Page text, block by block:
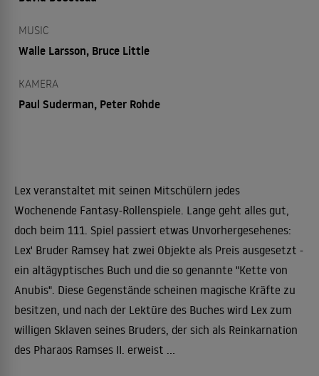
MUSIC
Walle Larsson, Bruce Little
KAMERA
Paul Suderman, Peter Rohde
Lex veranstaltet mit seinen Mitschülern jedes
Wochenende Fantasy-Rollenspiele. Lange geht alles gut,
doch beim 111. Spiel passiert etwas Unvorhergesehenes:
Lex' Bruder Ramsey hat zwei Objekte als Preis ausgesetzt -
ein altägyptisches Buch und die so genannte "Kette von
Anubis". Diese Gegenstände scheinen magische Kräfte zu
besitzen, und nach der Lektüre des Buches wird Lex zum
willigen Sklaven seines Bruders, der sich als Reinkarnation
des Pharaos Ramses II. erweist ...